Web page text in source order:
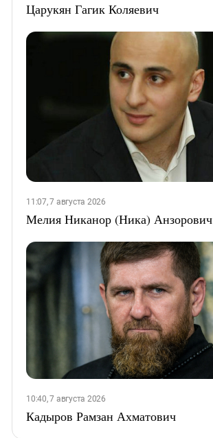
Царукян Гагик Коляевич
11:07, 7 августа 2026
Мелия Никанор (Ника) Анзорович
10:40, 7 августа 2026
Кадыров Рамзан Ахматович